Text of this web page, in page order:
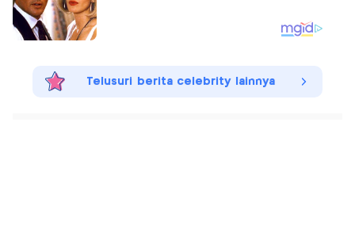
Telusuri berita celebrity lainnya